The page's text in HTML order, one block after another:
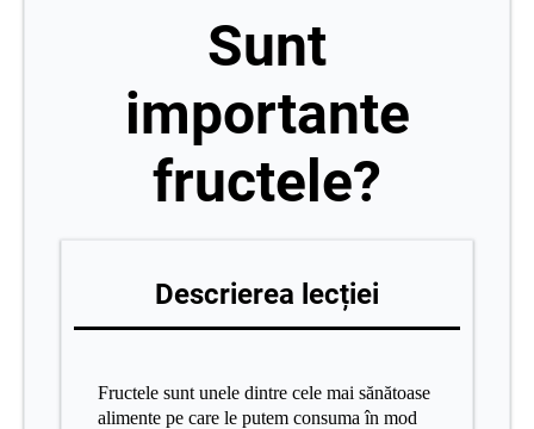
Sunt
importante
fructele?
Descrierea lecției
Fructele sunt unele dintre cele mai sănătoase
alimente pe care le putem consuma în mod